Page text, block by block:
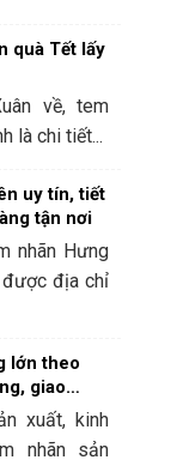
quà Tết lấy
về, tem
là chi tiết...
uy tín, tiết
tận nơi
nhãn Hưng
được địa chỉ
lớn theo
giao
xuất, kinh
nhãn sản